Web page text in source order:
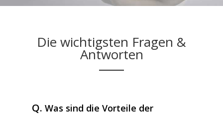
Die wichtigsten Fragen &
Antworten
Q. Was sind die Vorteile der